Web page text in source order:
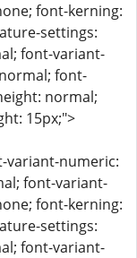
font-kerning:
settings:
font-variant-
font-
normal;
15px;">
variant-numeric:
font-variant-
font-kerning:
settings:
font-variant-